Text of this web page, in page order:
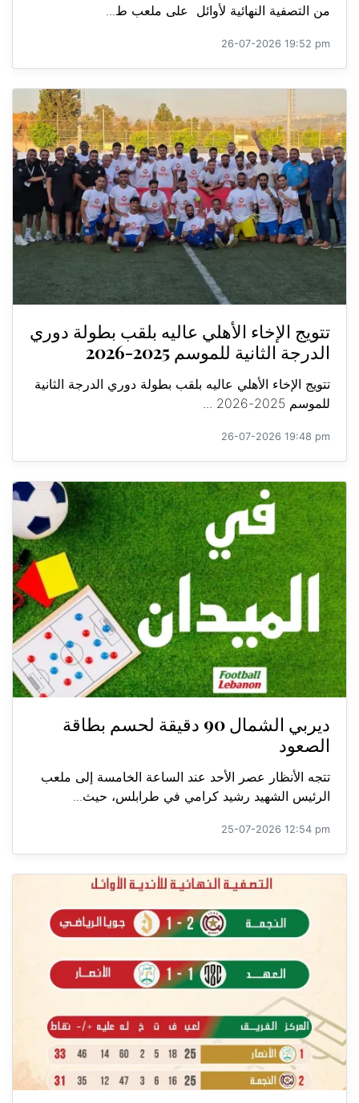
من التصفية النهائية لأوائل على ملعب ط...
26-07-2026 19:52 pm
تتويج الإخاء الأهلي عاليه بلقب بطولة دوري
الدرجة الثانية للموسم 2025-2026
تتويج الإخاء الأهلي عاليه بلقب بطولة دوري الدرجة الثانية
للموسم 2025-2026 ...
26-07-2026 19:48 pm
ديربي الشمال 90 دقيقة لحسم بطاقة
الصعود
تتجه الأنظار عصر الأحد عند الساعة الخامسة إلى ملعب
الرئيس الشهيد رشيد كرامي في طرابلس، حيث...
25-07-2026 12:54 pm